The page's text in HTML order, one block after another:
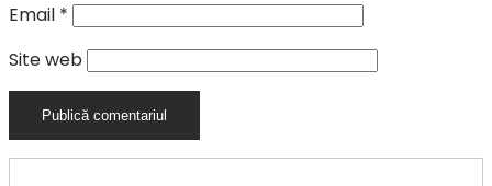
Email *
Site web